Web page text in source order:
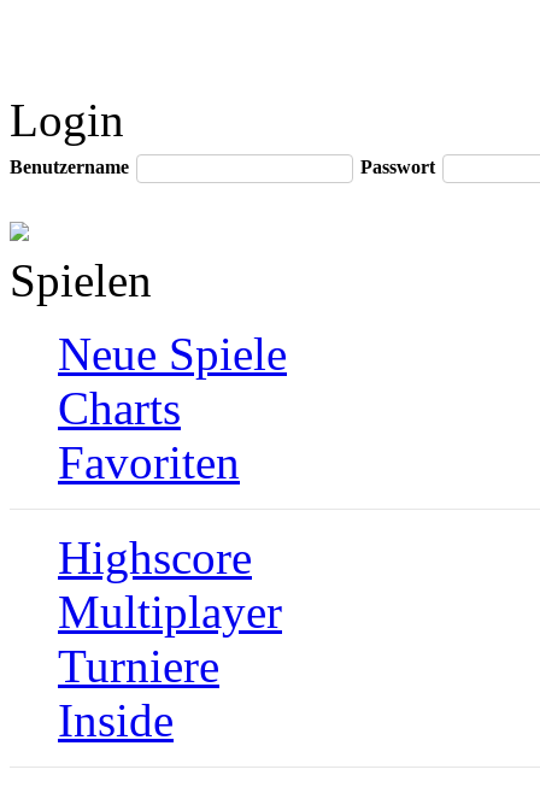
Login
Benutzername Passwort
Spielen
Neue Spiele
Charts
Favoriten
Highscore
Multiplayer
Turniere
Inside